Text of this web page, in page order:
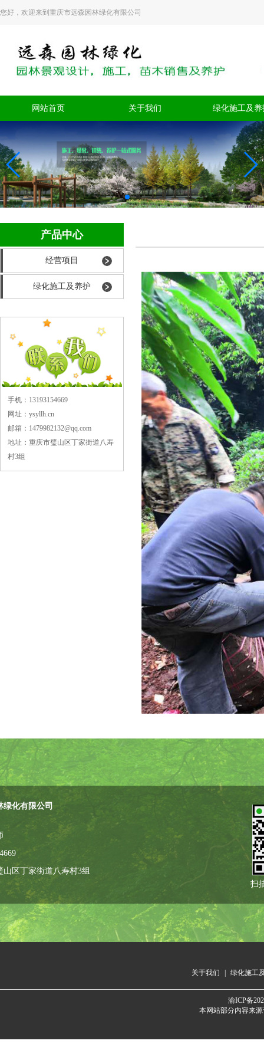
您好，欢迎来到重庆市远森园林绿化有限公司
网站首页 关于我们 绿化施工及养
产品中心
经营项目
绿化施工及养护
手机：13193154669
网址：ysyllh.cn
邮箱：1479982132@qq.com
地址：重庆市璧山区丁家街道八寿
村3组
化有限公司
区丁家街道八寿村3组
扫
关于我们 绿化施工
渝ICP备
本网站部分内容来